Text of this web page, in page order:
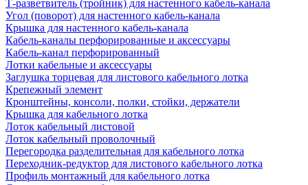
Т-разветвитель (тройник) для настенного кабель-канала
Угол (поворот) для настенного кабель-канала
Крышка для настенного кабель-канала
Кабель-каналы перфорированные и аксессуары
Кабель-канал перфорированный
Лотки кабельные и аксессуары
Заглушка торцевая для листового кабельного лотка
Крепежный элемент
Кронштейны, консоли, полки, стойки, держатели
Крышка для кабельного лотка
Лоток кабельный листовой
Лоток кабельный проволочный
Перегородка разделительная для кабельного лотка
Переходник-редуктор для листового кабельного лотка
Профиль монтажный для кабельного лотка